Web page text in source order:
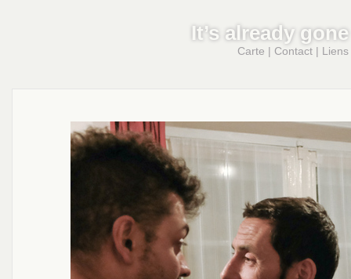
It’s already gone
Carte | Contact | Liens